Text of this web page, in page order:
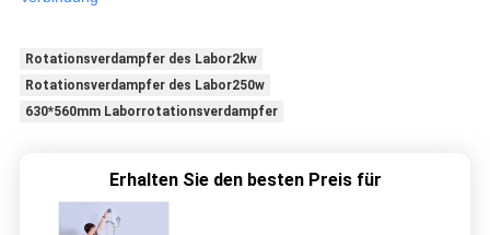
Rotationsverdampfer des Labor2kw
Rotationsverdampfer des Labor250w
630*560mm Laborrotationsverdampfer
Erhalten Sie den besten Preis für